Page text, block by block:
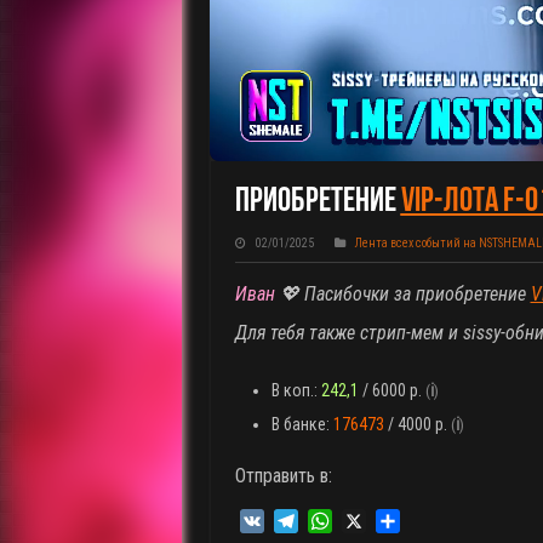
ПриобретениеVIP-Лота F-
02/01/2025 Лента всех событий на
Иван 💖 Пасибочки за приобретение
Для тебя также стрип-мем и sissy-
В коп.: 242,1 / 6000 р. (ℹ️)
В банке: 176473 / 4000 р. (ℹ️)
Отправить в: